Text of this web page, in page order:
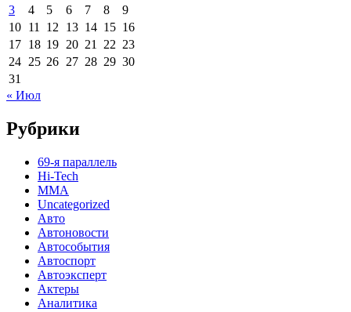
3
4 5 6 7 8
9
10 11 12 13 14 15 16
17 18 19 20 21 22 23
24 25 26 27 28 29 30
31
« Июл
Рубрики
69-я параллель
Hi-Tech
MMA
Uncategorized
Авто
Автоновости
Автособытия
Автоспорт
Автоэксперт
Актеры
Аналитика